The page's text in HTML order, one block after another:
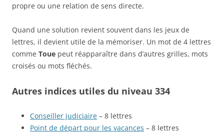
propre ou une relation de sens directe.
Quand une solution revient souvent dans les jeux de
lettres, il devient utile de la mémoriser. Un mot de 4 lettres
comme Toue peut réapparaître dans d’autres grilles, mots
croisés ou mots fléchés.
Autres indices utiles du niveau 334
Conseiller judiciaire – 8 lettres
Point de départ pour les vacances – 8 lettres